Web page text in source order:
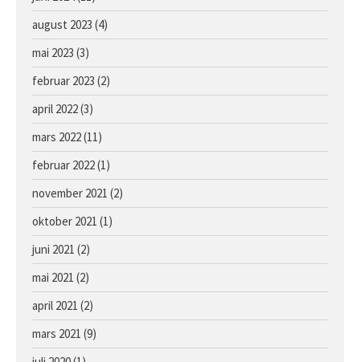
Hoppe e. Lusail u. Sans Appel
august 2023 (4)
mai 2023 (3)
februar 2023 (2)
april 2022(3)
mars 2022(11)
februar 2022(1)
november 2021 (2)
oktober 2021 (1)
juni 2021 (2)
mai 2021 (2)
april 2021 (2)
mars 2021 (9)